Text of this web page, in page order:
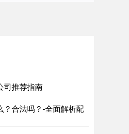
司推荐指南
？合法吗？-全面解析配